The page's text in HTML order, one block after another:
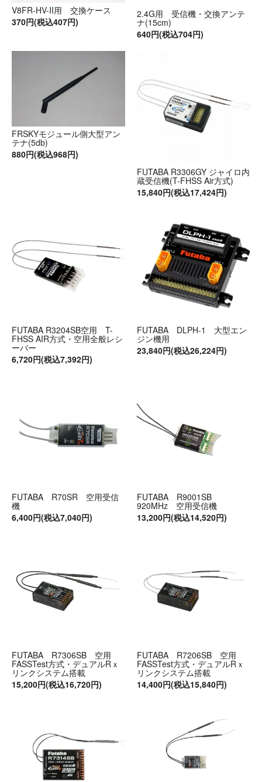
V8FR-HV-II用 交換ケース
370円(税込407円)
2.4G用 受信機・交換アンテ
ナ(15cm)
640円(税込704円)
FRSKYモジュール側大型アン
テナ(5db)
880円(税込968円)
FUTABA R3306GY ジャイロ内
蔵受信機(T-FHSS Air方式)
15,840円(税込17,424円)
FUTABA R3204SB空用 T-
FHSS AIR方式・空用全般レシ
ーバー
6,720円(税込7,392円)
FUTABA DLPH-1 大型エン
ジン機用
23,840円(税込26,224円)
FUTABA R70SR 空用受信
機
6,400円(税込7,040円)
FUTABA R9001SB
920MHz 空用受信機
13,200円(税込14,520円)
FUTABA R7306SB 空用
FASSTest方式・デュアルRｘ
リンクシステム搭載
15,200円(税込16,720円)
FUTABA R7206SB 空用
FASSTest方式・デュアルRｘ
リンクシステム搭載
14,400円(税込15,840円)